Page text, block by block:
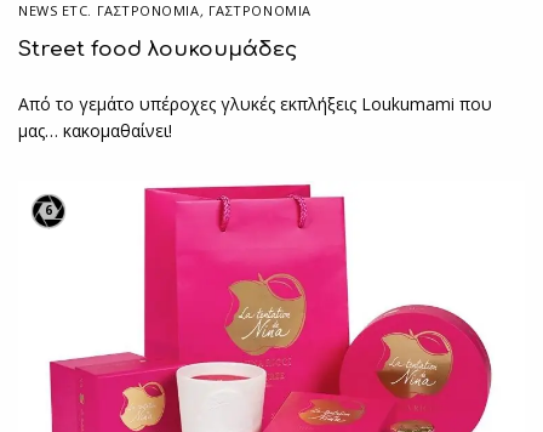
NEWS ETC. ΓΑΣΤΡΟΝΟΜΊΑ, ΓΑΣΤΡΟΝΟΜΙΑ
Street food λουκουμάδες
Από το γεμάτο υπέροχες γλυκές εκπλήξεις Loukumami που
μας… κακομαθαίνει!
6